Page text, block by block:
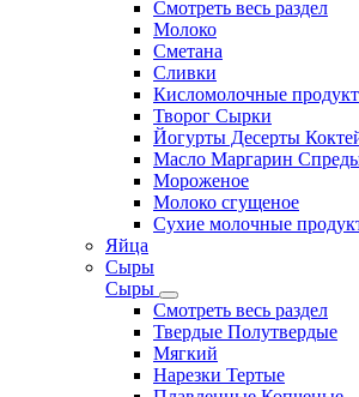
Смотреть весь раздел
Молоко
Сметана
Сливки
Кисломолочные
Творог Сырки
Йогурты Десерты
Масло Маргарин
Мороженое
Молоко сгущеное
Сухие молочные
Яйца
Сыры
Сыры
Смотреть весь раздел
Твердые Полутвердые
Мягкий
Нарезки Тертые